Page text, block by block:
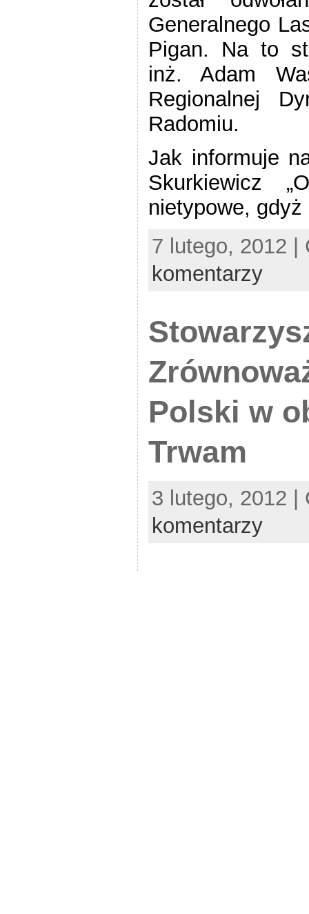
Generalnego
Pigan. Na to
inż. Adam
Regionalnej
Radomiu.
Jak informuje
Skurkiewicz
nietypowe,
7 lutego, 2012 |
komentarzy
Polski w
Trwam
3 lutego, 2012 |
komentarzy